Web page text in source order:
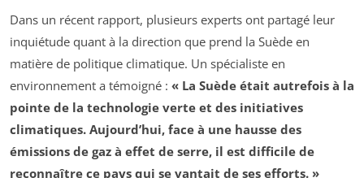
Dans un récent rapport, plusieurs experts ont partagé leur
inquiétude quant à la direction que prend la Suède en
matière de politique climatique. Un spécialiste en
environnement a témoigné : « La Suède était autrefois à la
pointe de la technologie verte et des initiatives
climatiques. Aujourd’hui, face à une hausse des
émissions de gaz à effet de serre, il est difficile de
reconnaître ce pays qui se vantait de ses efforts. »